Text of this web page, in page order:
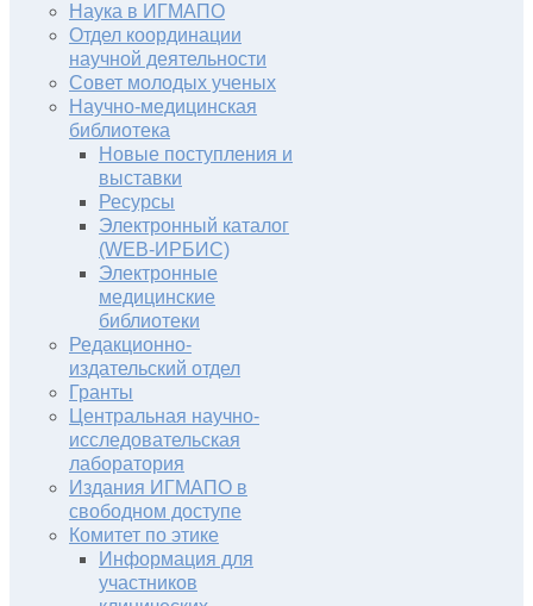
Наука в ИГМАПО
Отдел координации
научной деятельности
Совет молодых ученых
Научно-медицинская
библиотека
Новые поступления и
выставки
Ресурсы
Электронный каталог
(WEB-ИРБИС)
Электронные
медицинские
библиотеки
Редакционно-
издательский отдел
Гранты
Центральная научно-
исследовательская
лаборатория
Издания ИГМАПО в
свободном доступе
Комитет по этике
Информация для
участников